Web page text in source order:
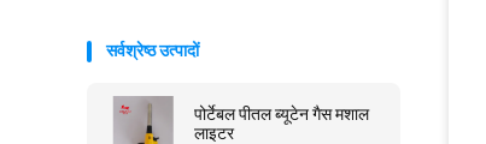
सर्वश्रेष्ठ उत्पादों
पोर्टेबल पीतल ब्यूटेन गैस मशाल
लाइटर